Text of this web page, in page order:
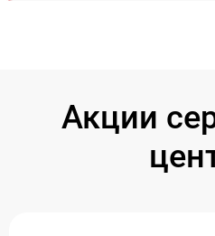
Акции